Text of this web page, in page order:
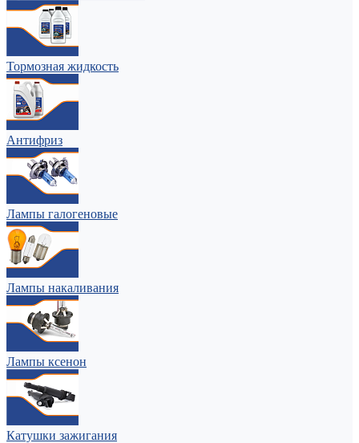
Тормозная жидкость
Антифриз
Лампы галогеновые
Лампы накаливания
Лампы ксенон
Катушки зажигания